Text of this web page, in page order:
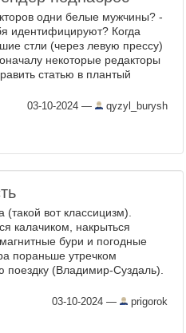
одни белые мужчины? -
идентифицируют? Когда
стли (через левую прессу)
некоторые редакторы
статью в плантый
03-10-2024 — qyzyl_burysh
(такой вот классицизм).
калачиком, накрыться
бури и погодные
пораньше утречком
(Владимир-Суздаль).
03-10-2024 — prigorok